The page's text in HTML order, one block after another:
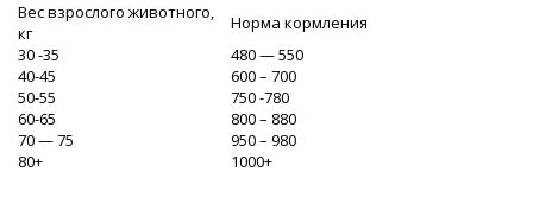
Вес взрослого животного,
кг
Норма кормления
30 -35
480 — 550
40-45
600 – 700
50-55
750 -780
60-65
800 – 880
70 — 75
950 – 980
80+
1000+